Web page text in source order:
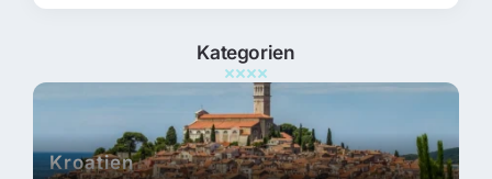
Kategorien
Kroatien